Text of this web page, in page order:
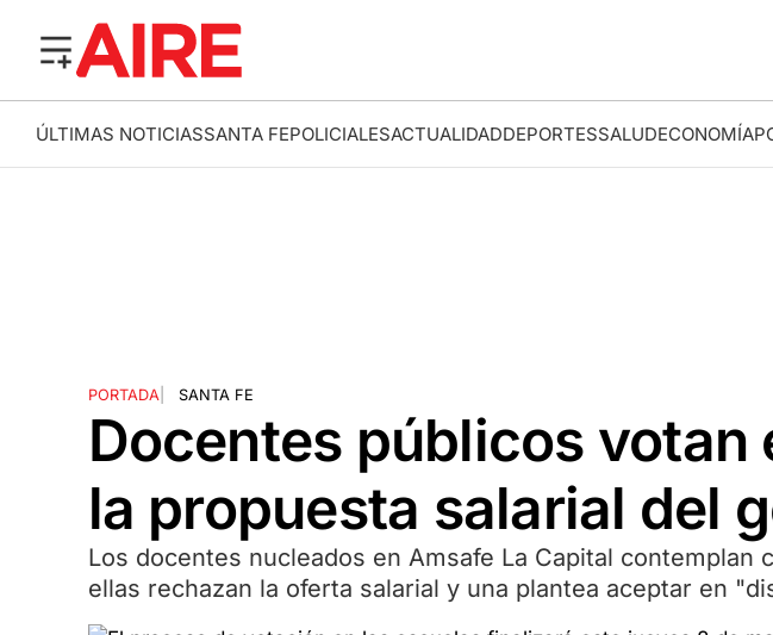
ÚLTIMAS NOTICIASSANTA FEPOLICIALESACTUALIDADDEPORTESSALUDECONOMÍA
PORTADA| SANTA FE
Docentes públicos votan
la propuesta salarial del
Los docentes nucleados en Amsafe La Capital contemplan
ellas rechazan la oferta salarial y una plantea aceptar en